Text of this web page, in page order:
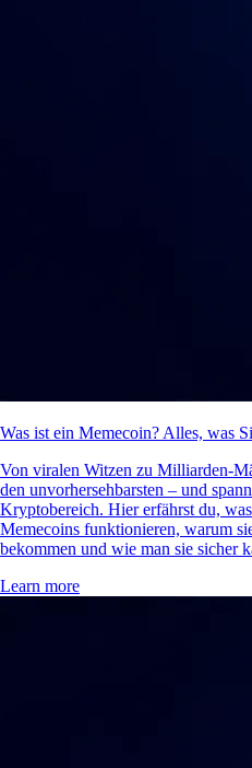
Was ist ein Memecoin? Alles, was
Von viralen Witzen zu Milliarden-
den unvorhersehbarsten – und
Kryptobereich. Hier erfährst du,
Memecoins funktionieren, warum
bekommen und wie man sie sicher
Learn more